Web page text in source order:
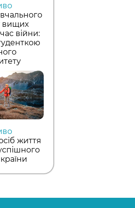
вищих
війни:
життя